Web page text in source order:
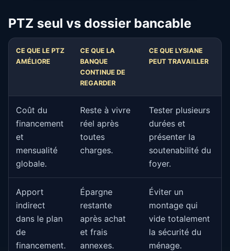
PTZ seul vs dossier bancable
CE QUE LE PTZ
AMÉLIORE
CE QUE LA
BANQUE
CONTINUE DE
REGARDER
CE QUE LYSIANE
PEUT TRAVAILLER
Coût du
financement
et
mensualité
globale.
Reste à vivre
réel après
toutes
charges.
Tester plusieurs
durées et
présenter la
soutenabilité du
foyer.
Apport
indirect
dans le plan
de
financement.
Épargne
restante
après achat
et frais
annexes.
Éviter un
montage qui
vide totalement
la sécurité du
ménage.